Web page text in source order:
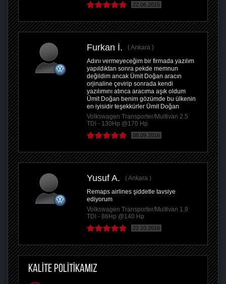
22.06.2015
Furkan İ.
Ankara
Adını vermeyeceğim bir firmada yazılım
yapıldıktan sonra pekde memnun
değildim ancak Ümit Doğan aracın
orjinaline çevirip sonrada kendi
yazılımını atınca aracıma aşık oldum
Ümit Doğan benim gözümde bu ülkenin
en iyisidir teşekkürler Ümit Doğan
Volkswagen Transporter/Multivan 2.5
TDI - 130Hp @170 Hp
08.09.2016
Yusuf A.
Ankara
Remaps airlines şiddetle tavsiye
ediyorum
Volkswagen Transporter/Multivan 1.9
TDI - 86Hp @140 Hp
22.10.2016
KALİTE POLİTİKAMIZ